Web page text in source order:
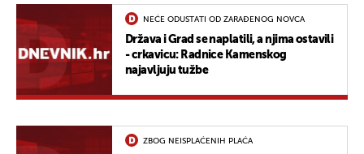
NEĆE ODUSTATI OD ZARAĐENOG NOVCA
Država i Grad se naplatili, a njima ostavili
- crkavicu: Radnice Kamenskog
najavljuju tužbe
ZBOG NEISPLAĆENIH PLAĆA